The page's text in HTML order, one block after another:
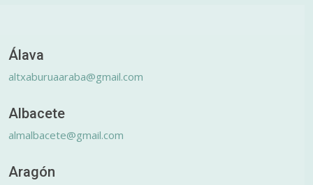
Álava
altxaburuaaraba@gmail.com
Albacete
almalbacete@gmail.com
Aragón